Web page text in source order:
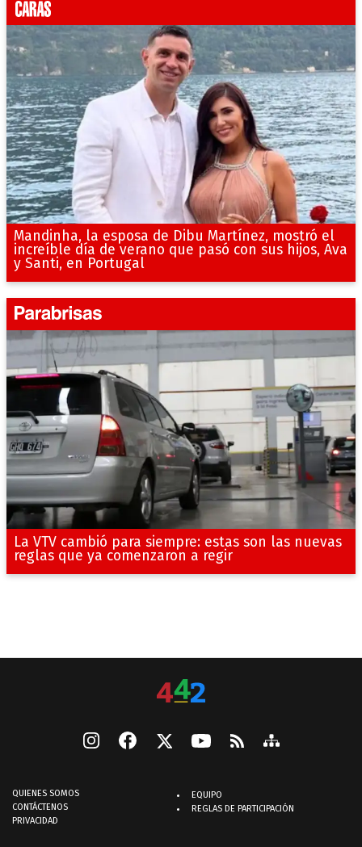
Mandinha, la esposa de Dibu Martínez, mostró el
increíble día de verano que pasó con sus hijos, Ava
y Santi, en Portugal
La VTV cambió para siempre: estas son las nuevas
reglas que ya comenzaron a regir
QUIENES SOMOS
CONTÁCTENOS
PRIVACIDAD
EQUIPO
REGLAS DE PARTICIPACIÓN